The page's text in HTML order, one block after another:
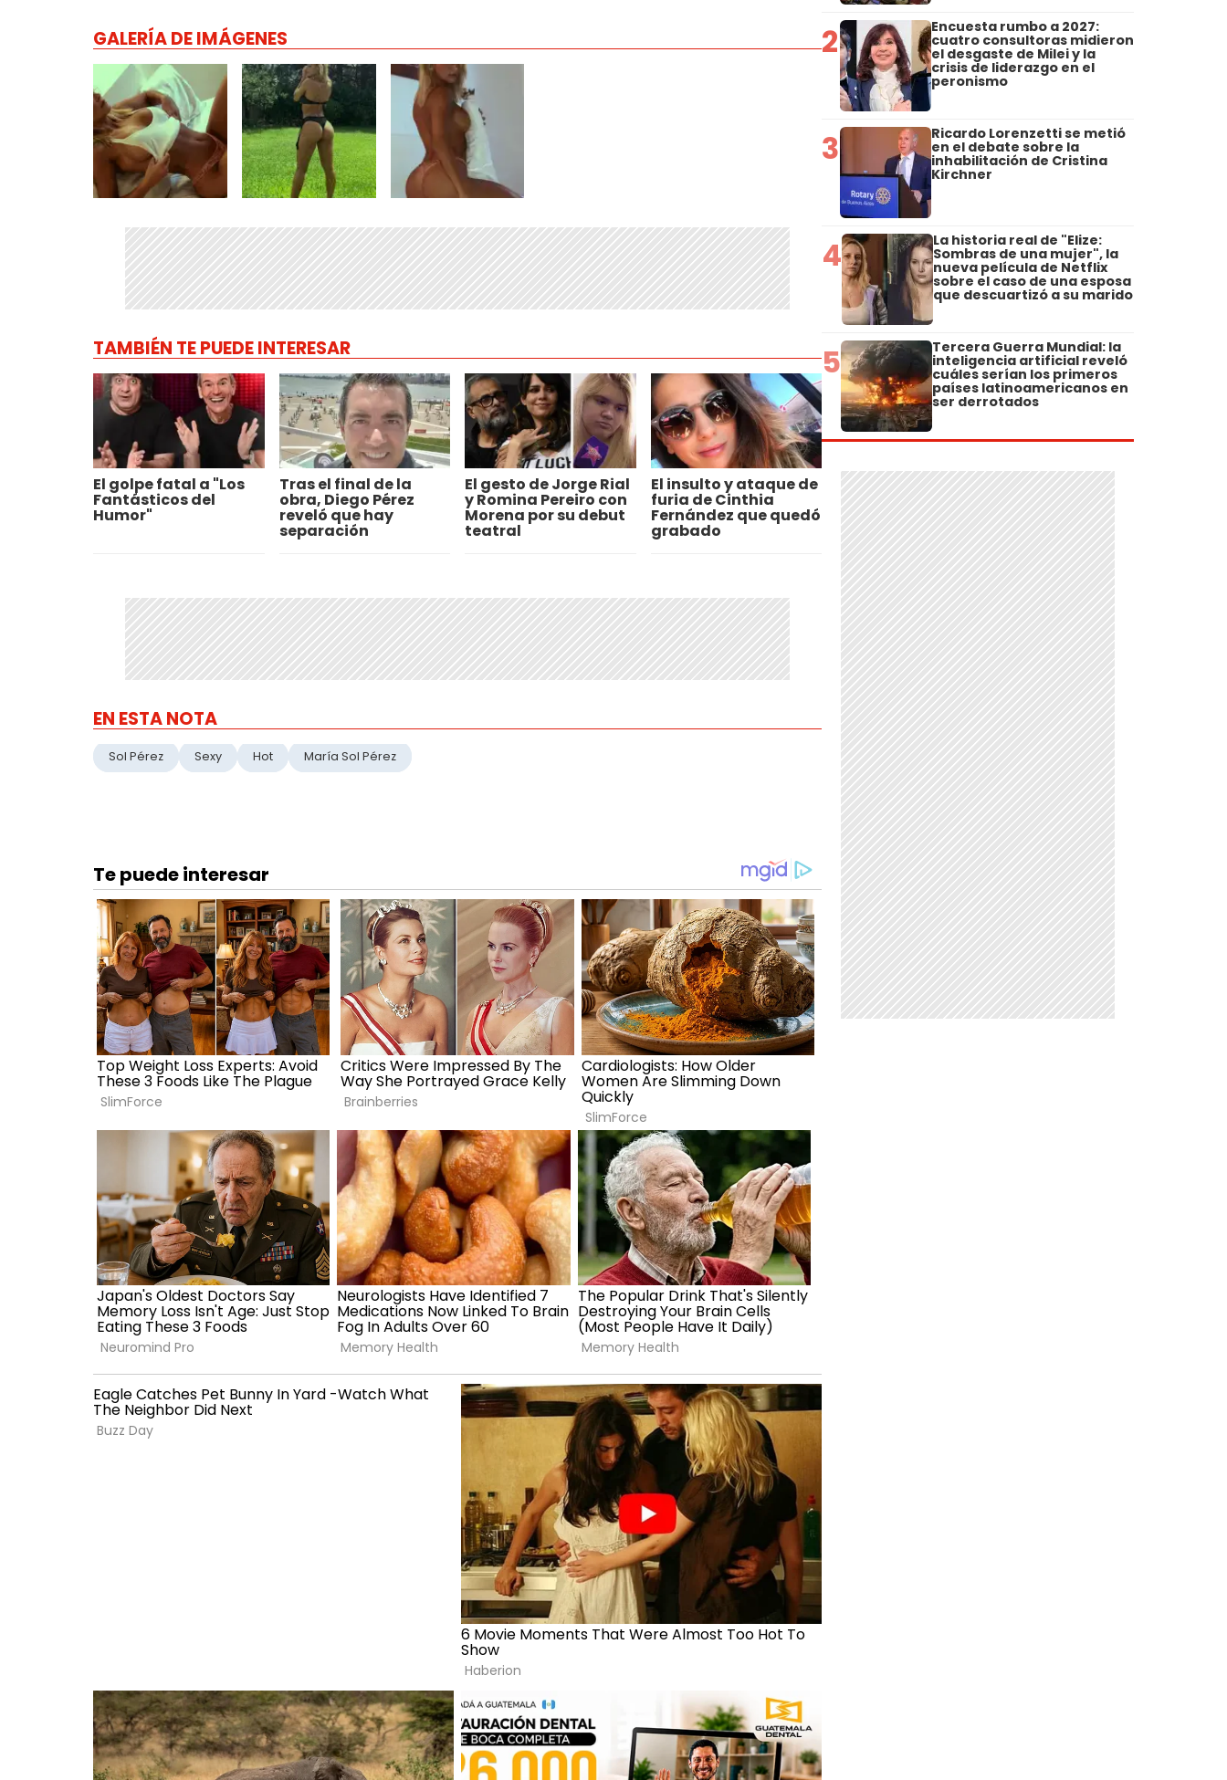
GALERÍA DE IMÁGENES
TAMBIÉN TE PUEDE INTERESAR
El golpe fatal a "Los
Fantásticos del
Humor"
Tras el final de la
obra, Diego Pérez
reveló que hay
separación
El gesto de Jorge Rial
y Romina Pereiro con
Morena por su debut
teatral
El insulto y ataque de
furia de Cinthia
Fernández que quedó
grabado
EN ESTA NOTA
Sol Pérez Sexy Hot María Sol Pérez
2 Encuesta rumbo a 2027:
cuatro consultoras midieron
el desgaste de Milei y la
crisis de liderazgo en el
peronismo
3 Ricardo Lorenzetti se metió
en el debate sobre la
inhabilitación de Cristina
Kirchner
4 La historia real de "Elize:
Sombras de una mujer", la
nueva película de Netflix
sobre el caso de una esposa
que descuartizó a su marido
5 Tercera Guerra Mundial: la
inteligencia artificial reveló
cuáles serían los primeros
países latinoamericanos en
ser derrotados